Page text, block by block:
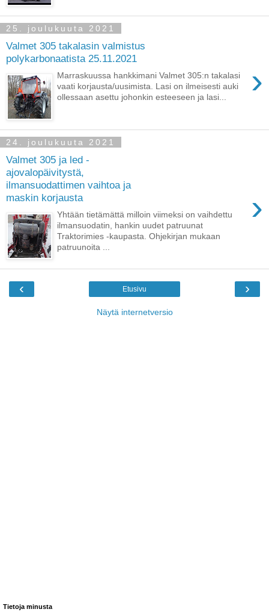
25. joulukuuta 2021
Valmet 305 takalasin valmistus
polykarbonaatista 25.11.2021
›
Marraskuussa hankkimani Valmet 305:n takalasi
vaati korjausta/uusimista. Lasi on ilmeisesti auki
ollessaan asettu johonkin esteeseen ja lasi...
24. joulukuuta 2021
Valmet 305 ja led -
ajovalopäivitystä,
ilmansuodattimen vaihtoa ja
maskin korjausta
›
Yhtään tietämättä milloin viimeksi on vaihdettu
ilmansuodatin, hankin uudet patruunat
Traktorimies -kaupasta. Ohjekirjan mukaan
patruunoita ...
‹ ›
Etusivu
Näytä internetversio
Tietoja minusta